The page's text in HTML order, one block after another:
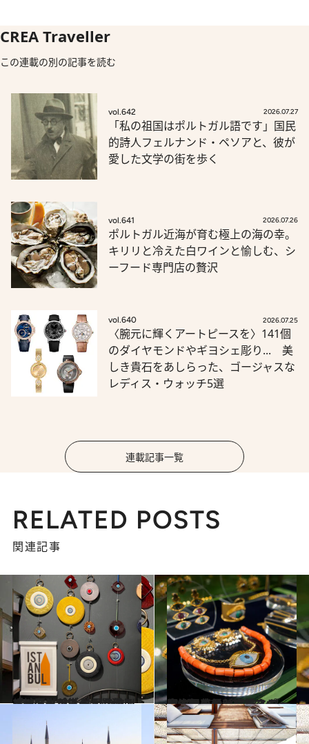
CREA Traveller
この連載の別の記事を読む
vol.642 2026.07.27
「私の祖国はポルトガル語です」国民
的詩人フェルナンド・ペソアと、彼が
愛した文学の街を歩く
vol.641 2026.07.26
ポルトガル近海が育む極上の海の幸。
キリリと冷えた白ワインと愉しむ、シ
ーフード専門店の贅沢
vol.640 2026.07.25
〈腕元に輝くアートピースを〉141個
のダイヤモンドやギヨシェ彫り... 美
しき貴石をあしらった、ゴージャスな
レディス・ウォッチ5選
連載記事一覧
RELATED POSTS
関連記事
2022.11.12
【イスタンブール最旬スポット】 今、注目のクリエイターが集う カラキョイ地区ボアズケセン通りへ
旅＆お出かけ 2022.10.29
歴史と革新が交錯する国・トルコ イスタンブールの銀座ニシャンタシュ 今注目の最新観光スポット3選
旅＆お出かけ